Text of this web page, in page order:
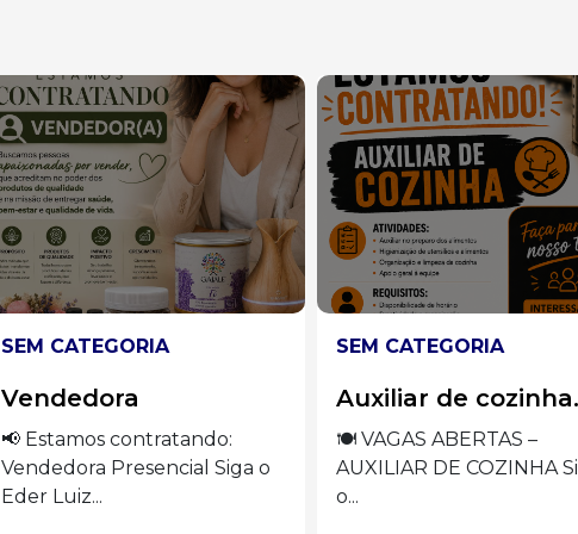
SEM CATEGORIA
Auxiliar de cozinha.
🍽️ VAGAS ABERTAS –
AUXILIAR DE COZINHA Siga
o...
SEM CATEGORIA
Operadora de
máquina de
VAGA ABERTA –
OPERADORA DE